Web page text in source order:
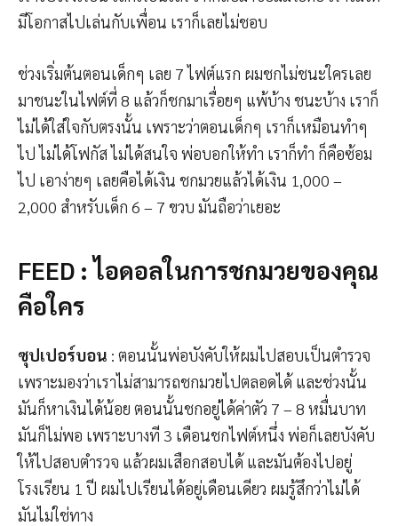
มีโอกาสไปเล่นกับเพื่อน เราก็เลยไม่ชอบ
ช่วงเริ่มต้นตอนเด็กๆ เลย 7 ไฟต์แรก ผมชกไม่ชนะใครเลย
มาชนะในไฟต์ที่ 8 แล้วก็ชกมาเรื่อยๆ แพ้บ้าง ชนะบ้าง เราก็
ไม่ได้ใส่ใจกับตรงนั้น เพราะว่าตอนเด็กๆ เราก็เหมือนทำๆ
ไป ไม่ได้โฟกัส ไม่ได้สนใจ พ่อบอกให้ทำ เราก็ทำ ก็คือซ้อม
ไป เอาง่ายๆ เลยคือได้เงิน ชกมวยแล้วได้เงิน 1,000 –
2,000 สำหรับเด็ก 6 – 7 ขวบ มันถือว่าเยอะ
FEED : ไอดอลในการชกมวยของคุณ
คือใคร
ซุปเปอร์บอน : ตอนนั้นพ่อบังคับให้ผมไปสอบเป็นตำรวจ
เพราะมองว่าเราไม่สามารถชกมวยไปตลอดได้ และช่วงนั้น
มันก็หาเงินได้น้อย ตอนนั้นชกอยู่ได้ค่าตัว 7 – 8 หมื่นบาท
มันก็ไม่พอ เพราะบางที 3 เดือนชกไฟต์หนึ่ง พ่อก็เลยบังคับ
ให้ไปสอบตำรวจ แล้วผมเสือกสอบได้ และมันต้องไปอยู่
โรงเรียน 1 ปี ผมไปเรียนได้อยู่เดือนเดียว ผมรู้สึกว่าไม่ได้
มันไม่ใช่ทาง